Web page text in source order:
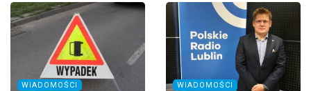
WIADOMOŚCI WIADOMOŚCI